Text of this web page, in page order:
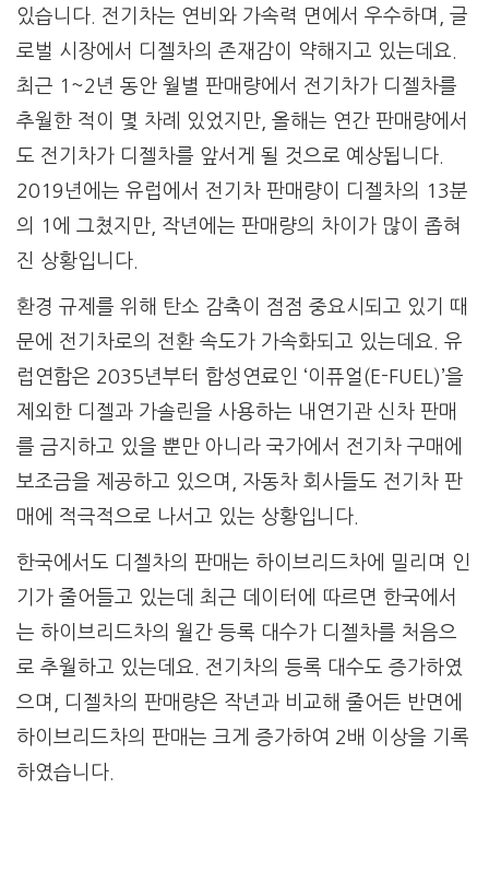
있습니다. 전기차는 연비와 가속력 면에서 우수하며, 글
로벌 시장에서 디젤차의 존재감이 약해지고 있는데요.
최근 1~2년 동안 월별 판매량에서 전기차가 디젤차를
추월한 적이 몇 차례 있었지만, 올해는 연간 판매량에서
도 전기차가 디젤차를 앞서게 될 것으로 예상됩니다.
2019년에는 유럽에서 전기차 판매량이 디젤차의 13분
의 1에 그쳤지만, 작년에는 판매량의 차이가 많이 좁혀
진 상황입니다.
환경 규제를 위해 탄소 감축이 점점 중요시되고 있기 때
문에 전기차로의 전환 속도가 가속화되고 있는데요. 유
럽연합은 2035년부터 합성연료인 ‘이퓨얼(E-FUEL)’을
제외한 디젤과 가솔린을 사용하는 내연기관 신차 판매
를 금지하고 있을 뿐만 아니라 국가에서 전기차 구매에
보조금을 제공하고 있으며, 자동차 회사들도 전기차 판
매에 적극적으로 나서고 있는 상황입니다.
한국에서도 디젤차의 판매는 하이브리드차에 밀리며 인
기가 줄어들고 있는데 최근 데이터에 따르면 한국에서
는 하이브리드차의 월간 등록 대수가 디젤차를 처음으
로 추월하고 있는데요. 전기차의 등록 대수도 증가하였
으며, 디젤차의 판매량은 작년과 비교해 줄어든 반면에
하이브리드차의 판매는 크게 증가하여 2배 이상을 기록
하였습니다.